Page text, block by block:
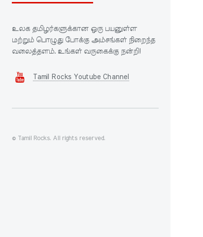
உலக தமிழர்களுக்கான ஒரு பயனுள்ள
மற்றும் பொழுது போக்கு அம்சங்கள் நிறைந்த
வலைத்தளம். உங்கள் வருகைக்கு நன்றி!
Tamil Rocks Youtube Channel
© Tamil Rocks. All rights reserved.